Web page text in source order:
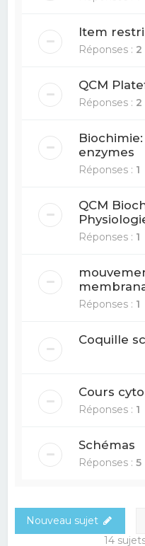
Item
Réponses : 2
QCM
Réponses : 2
enzymes
Réponses : 1
QCM
Réponses : 1
Réponses : 1
Coquille
Cours
Réponses : 1
Schémas
Réponses :5
Nouveau sujet
14